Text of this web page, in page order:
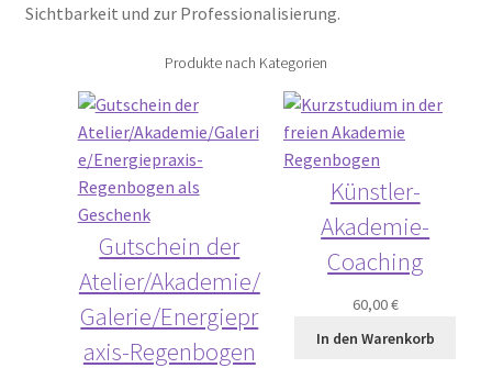
Sichtbarkeit und zur Professionalisierung.
Produkte nach Kategorien
Gutschein der
Atelier/Akademie/
Galerie/Energiepr
axis-Regenbogen
Künstler-
Akademie-
Coaching
60,00€
In den Warenkorb